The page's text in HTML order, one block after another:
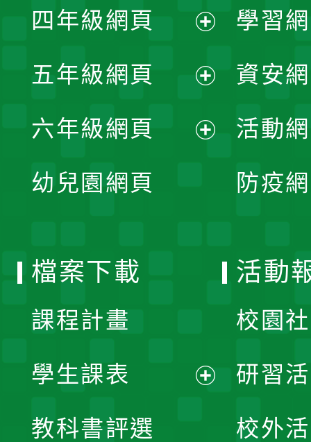
單
選
單
開
選
單
四年級網頁
開
選
五年級網頁
開
六年級網頁
幼兒園網頁
學習
資安
活動
防疫
檔案下載
課程計畫
學生課表
教科書評選
活動
校園
研習
校外